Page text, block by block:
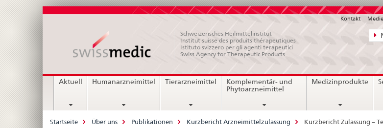
Kontakt
Schweizerisches Heilmittelinstitut
Institut suisse des produits thérapeutiques
Istituto svizzero per gli agenti terapeutici
Swiss Agency for Therapeutic Products
Hauptnavigation
Aktuell Humanarzneimittel Tierarzneimittel
Komplementär- und
Phytoarzneimittel
Medizinprodukte
Breadcrumb
Startseite Über uns Publikationen Kurzbericht Arzneimittelzulassung Kurzbericht Zulassung –